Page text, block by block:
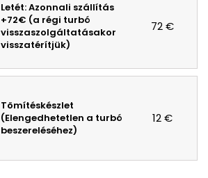
Letét: Azonnali szállítás
+72€ (a régi turbó
visszaszolgáltatásakor
visszatérítjük)
72 €
Tömítéskészlet
(Elengedhetetlen a turbó
beszereléséhez)
12 €